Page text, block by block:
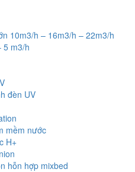
10m3/h – 16m3/h – 22m3/h
5 m3/h
đèn UV
mềm nước
H+
hỗn hợp mixbed